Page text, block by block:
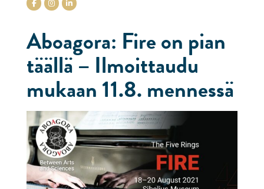
stiftelsenabo Facebook
stiftelsenabo Instagram
stiftelsenabo Linkedin
Aboagora: Fire on pian
täällä – Ilmoittaudu
mukaan 11.8. mennessä